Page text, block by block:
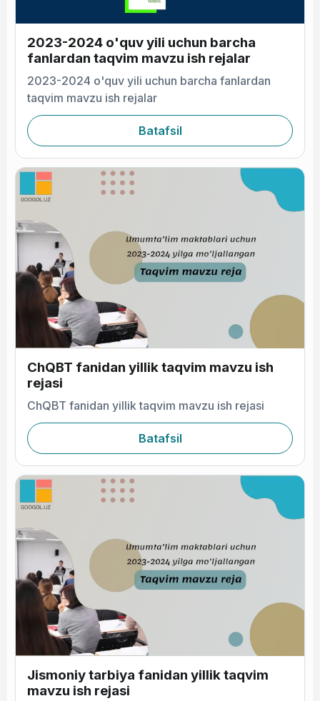
2023-2024 o'quv yili uchun barcha
fanlardan taqvim mavzu ish rejalar
2023-2024 o'quv yili uchun barcha fanlardan
taqvim mavzu ish rejalar
Batafsil
ChQBT fanidan yillik taqvim mavzu ish
rejasi
ChQBT fanidan yillik taqvim mavzu ish rejasi
Batafsil
Jismoniy tarbiya fanidan yillik taqvim
mavzu ish rejasi